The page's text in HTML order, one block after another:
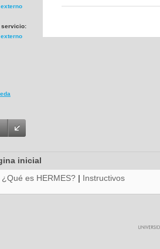
servicio:
inicial
¿Qué es HERMES? | Instructivos